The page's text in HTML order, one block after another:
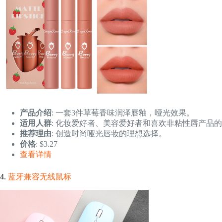
产品介绍: 一套3件草莓香味润泽唇釉，哑光效果。
适用人群: 化妆爱好者、美容爱好者和喜欢非粘性唇产品
推荐理由: 创造时尚哑光唇妆的理想选择。
价格: $3.27
查看详情
4. 蓝牙兼容无线鼠标